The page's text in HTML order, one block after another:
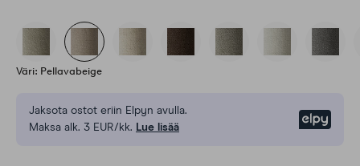
Väri: Pellavabeige
Jaksota ostot eriin Elpyn avulla.
Maksa alk. 3 EUR/kk. Lue lisää